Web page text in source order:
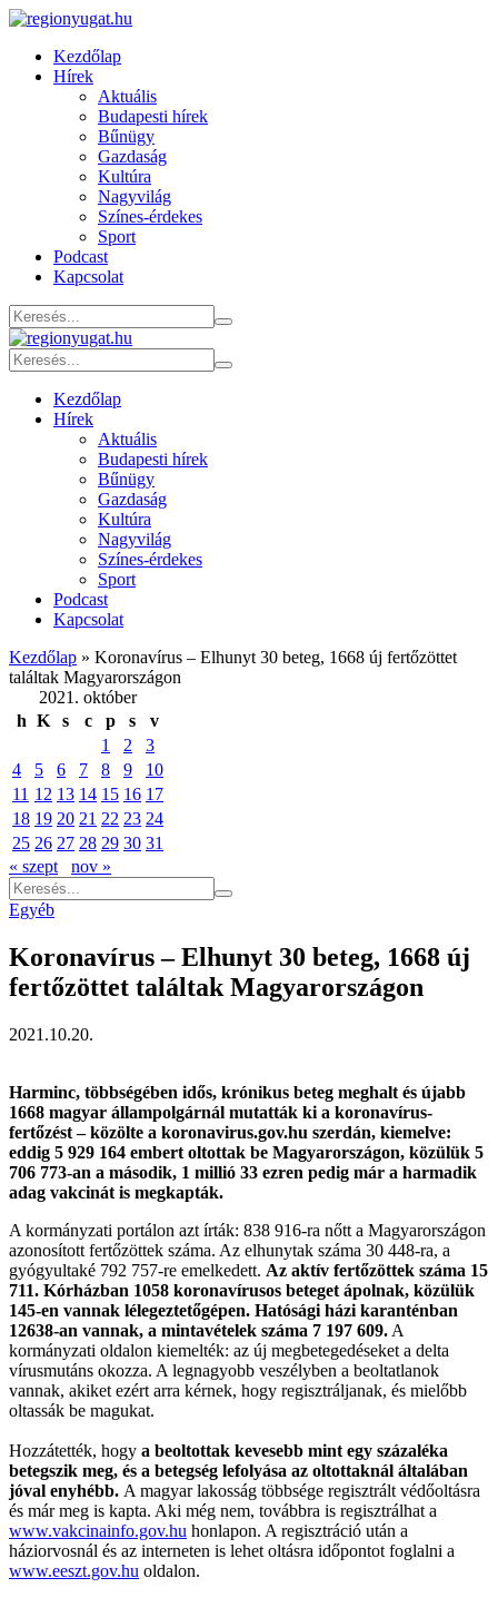
Kezdőlap
Hírek
Aktuális
Budapesti hírek
Bűnügy
Gazdaság
Kultúra
Nagyvilág
Színes-érdekes
Sport
Podcast
Kapcsolat
Kezdőlap
Hírek
Aktuális
Budapesti hírek
Bűnügy
Gazdaság
Kultúra
Nagyvilág
Színes-érdekes
Sport
Podcast
Kapcsolat
Kezdőlap » Koronavírus – Elhunyt 30 beteg, 1668 új fertőzöttet
találtak Magyarországon
2021. október
h K s c p s
v
1
2
3
4
5 6 7 8 9
10
11 12 13 14 15 16 17
18 19 20 21 22 23 24
25 26 27 28 29 30 31
« szept
nov »
Egyéb
Koronavírus – Elhunyt 30 beteg, 1668 új
fertőzöttet találtak Magyarországon
2021.10.20.
Harminc, többségében idős, krónikus beteg meghalt és újabb
1668 magyar állampolgárnál mutatták ki a koronavírus-
fertőzést – közölte a koronavirus.gov.hu szerdán, kiemelve:
eddig 5 929 164 embert oltottak be Magyarországon, közülük 5
706 773-an a második, 1 millió 33 ezren pedig már a harmadik
adag vakcinát is megkapták.
A kormányzati portálon azt írták: 838 916-ra nőtt a Magyarországon
azonosított fertőzöttek száma. Az elhunytak száma 30 448-ra, a
gyógyultaké 792 757-re emelkedett. Az aktív fertőzöttek száma 15
711. Kórházban 1058 koronavírusos beteget ápolnak, közülük
145-en vannak lélegeztetőgépen. Hatósági házi karanténban
12638-an vannak, a mintavételek száma 7 197 609. A
kormányzati oldalon kiemelték: az új megbetegedéseket a delta
vírusmutáns okozza. A legnagyobb veszélyben a beoltatlanok
vannak, akiket ezért arra kérnek, hogy regisztráljanak, és mielőbb
oltassák be magukat.
Hozzátették, hogy a beoltottak kevesebb mint egy százaléka
betegszik meg, és a betegség lefolyása az oltottaknál általában
jóval enyhébb. A magyar lakosság többsége regisztrált védőoltásra
és már meg is kapta. Aki még nem, továbbra is regisztrálhat a
www.vakcinainfo.gov.hu honlapon. A regisztráció után a
háziorvosnál és az interneten is lehet oltásra időpontot foglalni a
www.eeszt.gov.hu oldalon.